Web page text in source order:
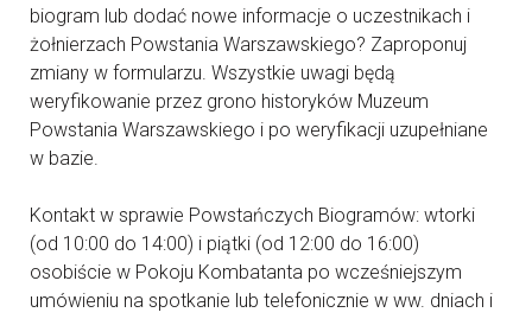
biogram lub dodać nowe informacje o uczestnikach i
żołnierzach Powstania Warszawskiego? Zaproponuj
zmiany w formularzu. Wszystkie uwagi będą
weryfikowanie przez grono historyków Muzeum
Powstania Warszawskiego i po weryfikacji uzupełniane
w bazie.
Kontakt w sprawie Powstańczych Biogramów: wtorki
(od 10:00 do 14:00) i piątki (od 12:00 do 16:00)
osobiście w Pokoju Kombatanta po wcześniejszym
umówieniu na spotkanie lub telefonicznie w ww. dniach i